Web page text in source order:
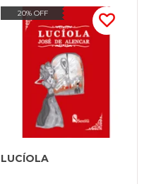
20% OFF
LUCÍOLA